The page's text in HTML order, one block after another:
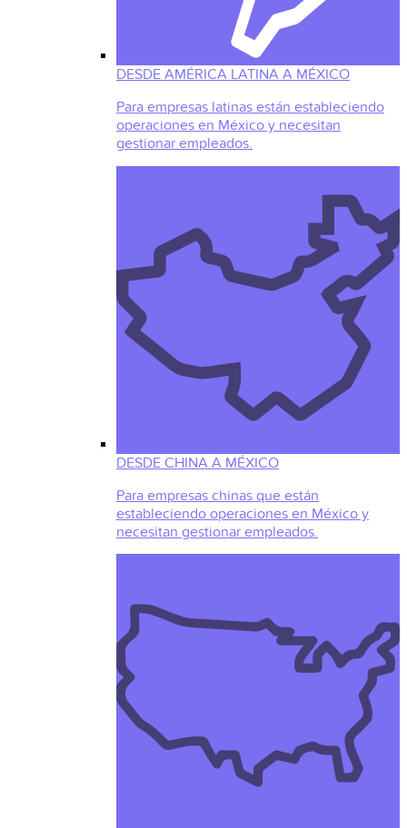
DESDE AMÉRICA LATINA A MÉXICO
Para empresas latinas están estableciendo
operaciones en México y necesitan
gestionar empleados.
DESDE CHINA A MÉXICO
Para empresas chinas que están
estableciendo operaciones en México y
necesitan gestionar empleados.